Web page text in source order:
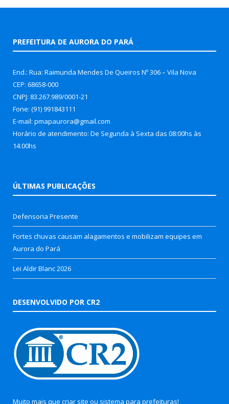
PREFEITURA DE AURORA DO PARÁ
End.: Rua: Raimunda Mendes De Queiros Nº 306 – Vila Nova
CEP: 68658-000
CNPJ: 83.267.989/0001-21
Fone: (91) 991843111
E-mail: pmapaurora@gmail.com
Horário de atendimento: De Segunda à Sexta das 08:00hs às
14:00hs
ÚLTIMAS PUBLICAÇÕES
Defensoria Presente
Fortes chuvas causam alagamentos e mobilizam equipes em
Aurora do Pará
Lei Aldir Blanc 2026
DESENVOLVIDO POR CR2
Muito mais que criar site ou sistema para prefeituras!